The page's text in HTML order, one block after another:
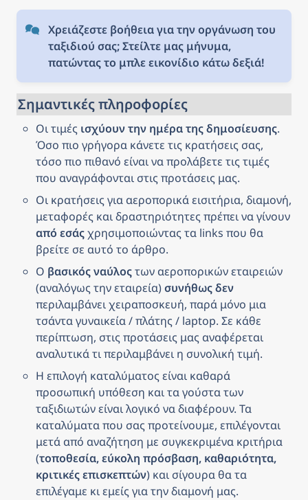
Χρειάζεστε βοήθεια για την οργάνωση του
ταξιδιού σας; Στείλτε μας μήνυμα,
πατώντας το μπλε εικονίδιο κάτω δεξιά!
Σημαντικές πληροφορίες
Οι τιμές ισχύουν την ημέρα της δημοσίευσης.
Όσο πιο γρήγορα κάνετε τις κρατήσεις σας,
τόσο πιο πιθανό είναι να προλάβετε τις τιμές
που αναγράφονται στις προτάσεις μας.
Οι κρατήσεις για αεροπορικά εισιτήρια, διαμονή,
από εσάς χρησιμοποιώντας τα links που θα
βρείτε σε αυτό το άρθρο.
Ο βασικός ναύλος των αεροπορικών εταιρειών
(αναλόγως την εταιρεία) συνήθως δεν
περιλαμβάνει χειραποσκευή, παρά μόνο μια
τσάντα γυναικεία / πλάτης / laptop. Σε κάθε
περίπτωση, στις προτάσεις μας αναφέρεται
αναλυτικά τι περιλαμβάνει η συνολική τιμή.
Η επιλογή καταλύματος είναι καθαρά
προσωπική υπόθεση και τα γούστα των
ταξιδιωτών είναι λογικό να διαφέρουν. Τα
καταλύματα που σας προτείνουμε, επιλέγονται
μετά από αναζήτηση με συγκεκριμένα κριτήρια
(τοποθεσία, εύκολη πρόσβαση, καθαριότητα,
κριτικές επισκεπτών) και σίγουρα θα τα
επιλέγαμε κι εμείς για την διαμονή μας.